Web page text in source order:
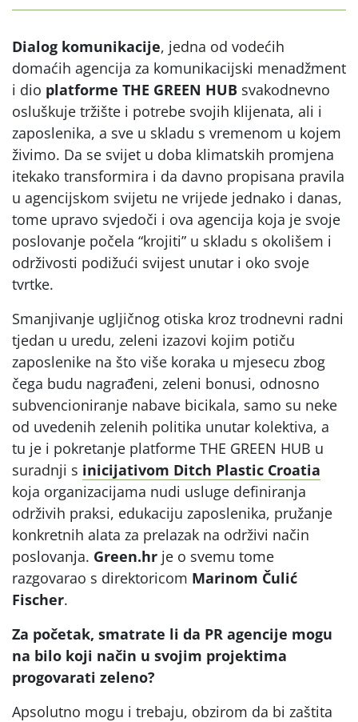
Dialog komunikacije, jedna od vodećih
domaćih agencija za komunikacijski menadžment
i dio platforme THE GREEN HUB svakodnevno
osluškuje tržište i potrebe svojih klijenata, ali i
zaposlenika, a sve u skladu s vremenom u kojem
živimo. Da se svijet u doba klimatskih promjena
itekako transformira i da davno propisana pravila
u agencijskom svijetu ne vrijede jednako i danas,
tome upravo svjedoči i ova agencija koja je svoje
poslovanje počela “krojiti” u skladu s okolišem i
održivosti podižući svijest unutar i oko svoje
tvrtke.
Smanjivanje ugljičnog otiska kroz trodnevni radni
tjedan u uredu, zeleni izazovi kojim potiču
zaposlenike na što više koraka u mjesecu zbog
čega budu nagrađeni, zeleni bonusi, odnosno
subvencioniranje nabave bicikala, samo su neke
od uvedenih zelenih politika unutar kolektiva, a
tu je i pokretanje platforme THE GREEN HUB u
suradnji s inicijativom Ditch Plastic Croatia
koja organizacijama nudi usluge definiranja
održivih praksi, edukaciju zaposlenika, pružanje
konkretnih alata za prelazak na održivi način
poslovanja. Green.hr je o svemu tome
razgovarao s direktoricom Marinom Čulić
Fischer.
Za početak, smatrate li da PR agencije mogu
na bilo koji način u svojim projektima
progovarati zeleno?
Apsolutno mogu i trebaju, obzirom da bi zaštita